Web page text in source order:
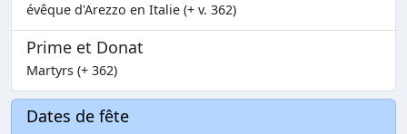
évêque d'Arezzo en Italie (+ v. 362)
Prime et Donat
Martyrs (+ 362)
Dates de fête